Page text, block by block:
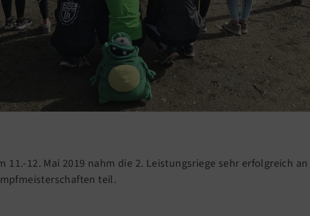
11.-12. Mai 2019 nahm die 2. Leistungsriege sehr erfolgreich an
teil.